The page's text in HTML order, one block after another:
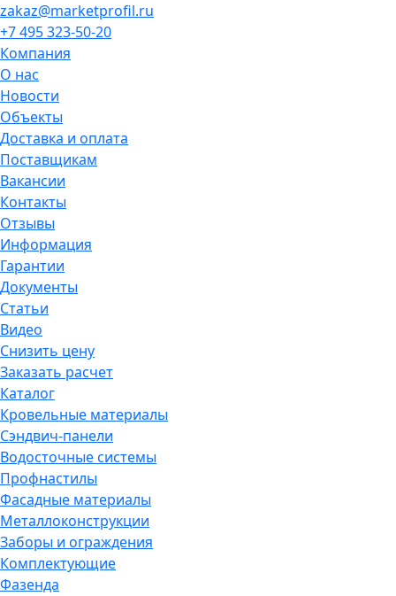
zakaz@marketprofil.ru
+7 495 323-50-20
Компания
О нас
Новости
Объекты
Доставка и оплата
Поставщикам
Вакансии
Контакты
Отзывы
Информация
Гарантии
Документы
Статьи
Видео
Снизить цену
Заказать расчет
Каталог
Кровельные материалы
Сэндвич-панели
Водосточные системы
Профнастилы
Фасадные материалы
Металлоконструкции
Заборы и ограждения
Комплектующие
Фазенда